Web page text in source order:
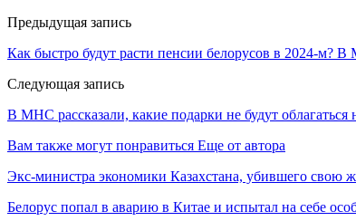
Предыдущая запись
Как быстро будут расти пенсии белорусов в 2024-м?
Следующая запись
В МНС рассказали, какие подарки не будут облагаться
Вам также могут понравиться Еще от автора
Экс-министра экономики Казахстана, убившего свою
Белорус попал в аварию в Китае и испытал на себе